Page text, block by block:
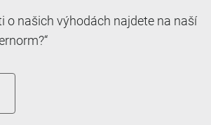
o našich výhodách najdete na naší